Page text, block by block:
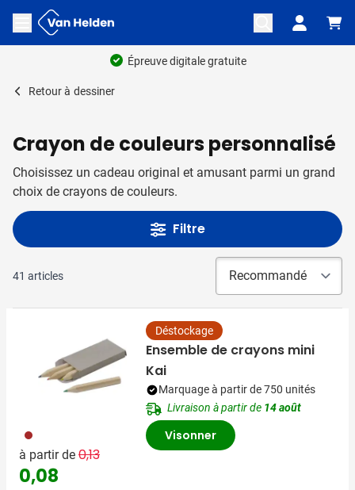
Aller au contenu
Ouvrir le menu
Retour à dessiner
Crayon de couleurs personnalisé
Choisissez un cadeau original et amusant parmi un grand
choix de crayons de couleurs.
Filtre
41 articles
011
à partir de Prix normal
0,13 Prix spécial
0,08
Déstockage
Ensemble de crayons mini
Kai
Marquage à partir de 750 unités
Livraison à partir de 14 août
Visonner